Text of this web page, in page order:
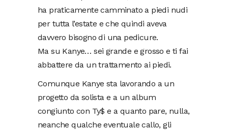
ha praticamente camminato a piedi nudi
per tutta l’estate e che quindi aveva
davvero bisogno di una pedicure.
Ma su Kanye… sei grande e grosso e ti fai
abbattere da un trattamento ai piedi.
Comunque Kanye sta lavorando a un
progetto da solista e a un album
congiunto con Ty$ e a quanto pare, nulla,
neanche qualche eventuale callo, gli